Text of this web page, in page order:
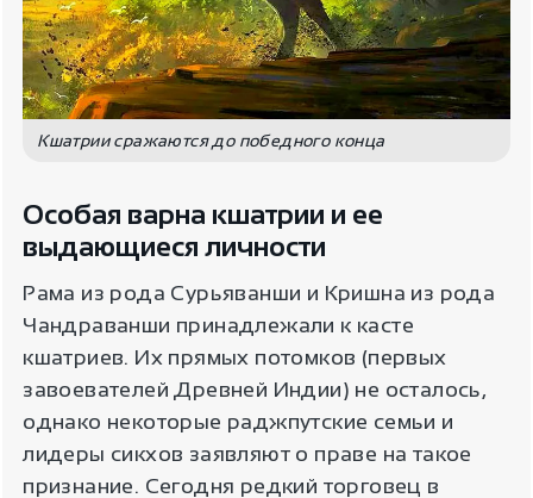
Кшатрии сражаются до победного конца
Особая варна кшатрии и ее
выдающиеся личности
Рама из рода Сурьяванши и Кришна из рода
Чандраванши принадлежали к касте
кшатриев. Их прямых потомков (первых
завоевателей Древней Индии) не осталось,
однако некоторые раджпутские семьи и
лидеры сикхов заявляют о праве на такое
признание. Сегодня редкий торговец в